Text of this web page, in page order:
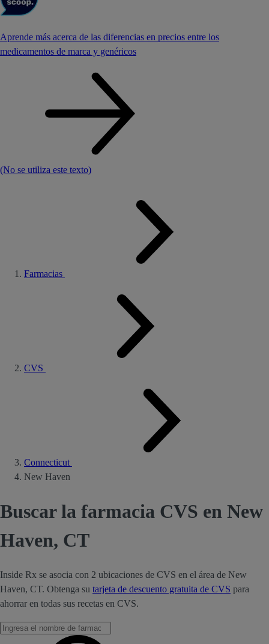
Aprende más acerca de las diferencias en precios entre los
medicamentos de marca y genéricos
(No se utiliza este texto)
Farmacias
CVS
Connecticut
New Haven
Buscar la farmacia CVS en New
Haven, CT
Inside Rx se asocia con 2 ubicaciones de CVS en el área de New
Haven, CT. Obtenga su tarjeta de descuento gratuita de CVS para
ahorrar en todas sus recetas en CVS.